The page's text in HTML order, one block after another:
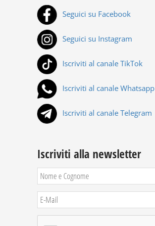
Seguici su Facebook
Seguici su Instagram
Iscriviti al canale TikTok
Iscriviti al canale Whatsapp
Iscriviti al canale Telegram
Iscriviti alla newsletter